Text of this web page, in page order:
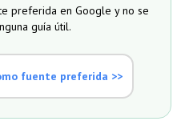
preferida en Google y no se
guía útil.
fuente preferida >>